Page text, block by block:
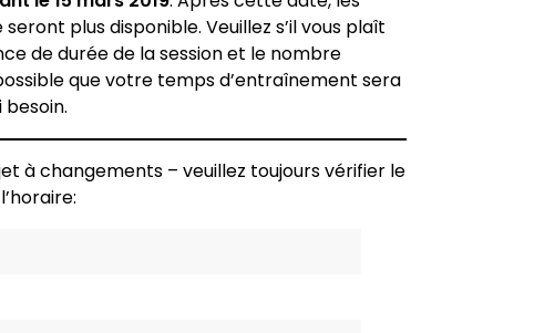
plus disponible. Veuillez s’il vous plaît
de durée de la session et le nombre
que votre temps d’entraînement sera
à changements – veuillez toujours vérifier le